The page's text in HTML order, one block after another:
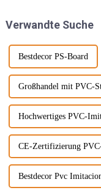
und wird mit ... gemischt.
Verwandte Suche
Bestdecor PS-Board
Großhandel mit PVC-
Hochwertiges PVC-
CE-Zertifizierung
Bestdecor Pvc